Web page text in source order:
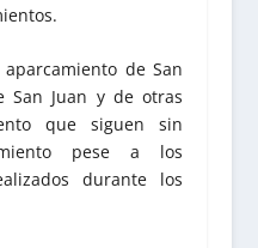
de San
San Juan y de otras
que siguen sin
pese a los
durante los